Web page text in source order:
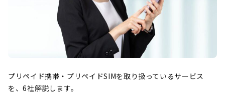
プリペイド携帯・プリペイドSIMを取り扱っているサービス
を、6社解説します。